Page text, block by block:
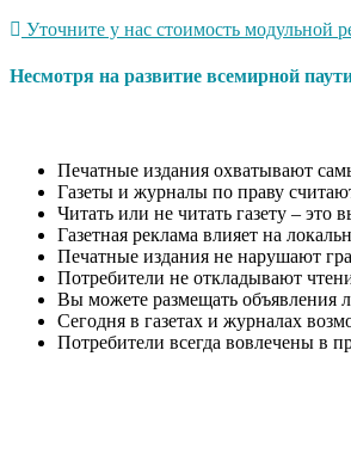
Уточните у нас стоимость модульной
Несмотря на развитие всемирной
Печатные издания охватывают
Газеты и журналы по праву
Читать или не читать газету –
Газетная реклама влияет на
Печатные издания не нарушают
Потребители не откладывают
Вы можете размещать объявления
Сегодня в газетах и журналах
Потребители всегда вовлечены в